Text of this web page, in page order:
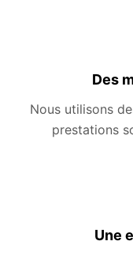
Des
Nous utilisons
prestations
Une